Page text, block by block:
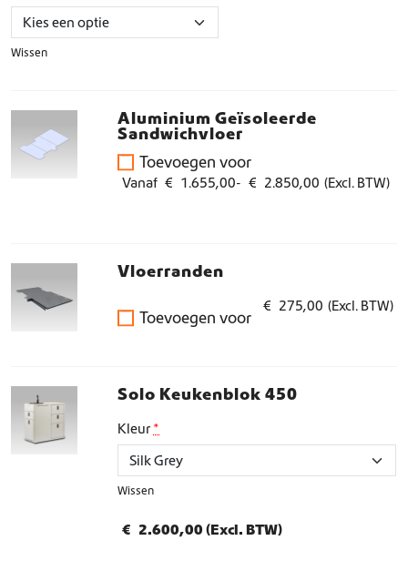
Wissen
Aluminium Geïsoleerde
Sandwichvloer
Toevoegen voor
Vanaf € 1.655,00- € 2.850,00
P
k
s
e
€
1
(Excl. BTW)
Vloerranden
Toevoegen voor
€ 275,00 (Excl. BTW)
Solo Keukenblok 450
Kleur *
Wissen
€ 2.600,00 (Excl. BTW)